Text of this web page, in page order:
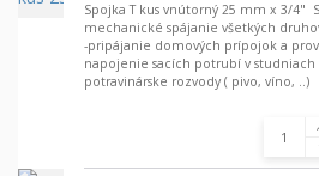
Spojka T kus vnútorný 25 mm x 3/4"
mechanické spájanie všetkých
-pripájanie domových prípojok a
napojenie sacích potrubí v
potravinárske rozvody ( pivo, víno,